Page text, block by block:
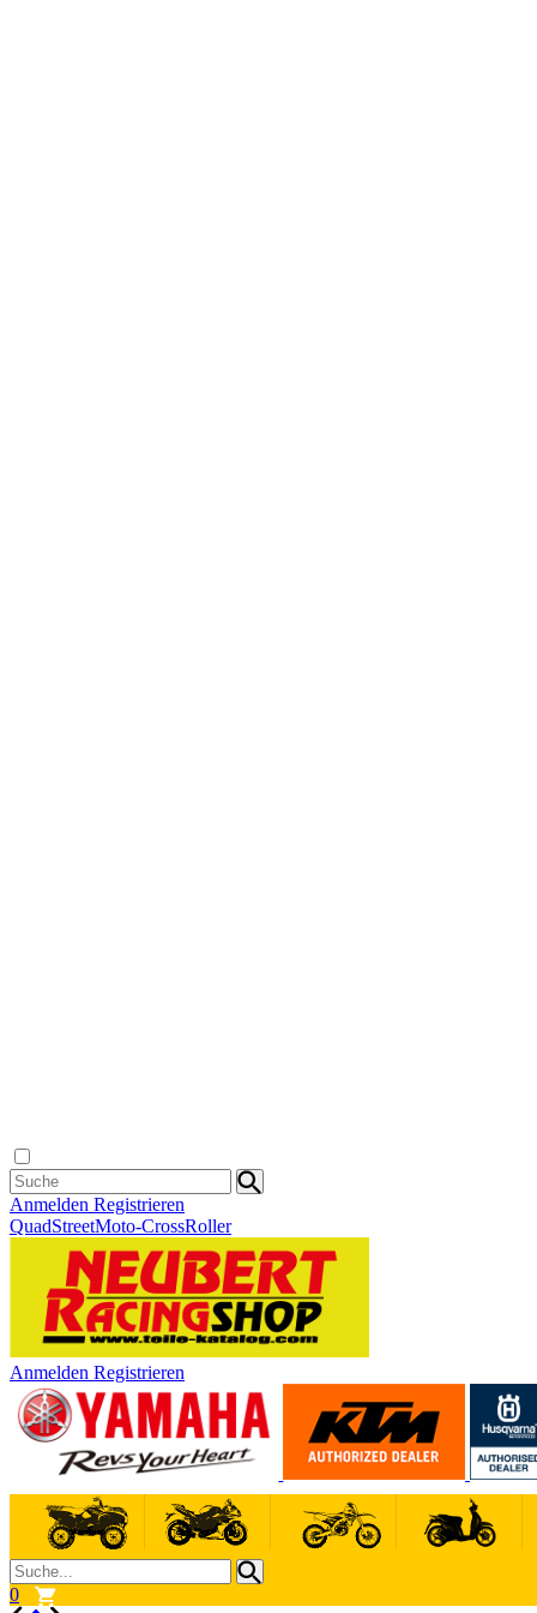
Anmelden Registrieren
QuadStreetMoto-CrossRoller
Anmelden Registrieren
0